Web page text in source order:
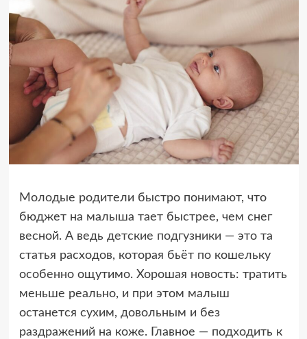
Молодые родители быстро понимают, что
бюджет на малыша тает быстрее, чем снег
весной. А ведь детские подгузники — это та
статья расходов, которая бьёт по кошельку
особенно ощутимо. Хорошая новость: тратить
меньше реально, и при этом малыш
останется сухим, довольным и без
раздражений на коже. Главное — подходить к